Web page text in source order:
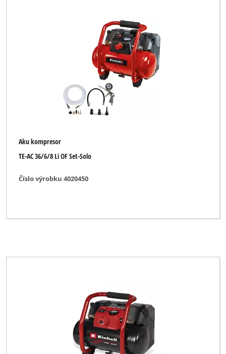
Aku kompresor
TE-AC 36/6/8 Li OF Set-Solo
Číslo výrobku 4020450